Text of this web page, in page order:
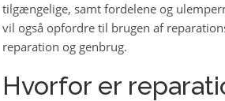
tilgængelige, samt fordelene og
vil også opfordre til brugen af
reparation og genbrug.
Hvorfor er